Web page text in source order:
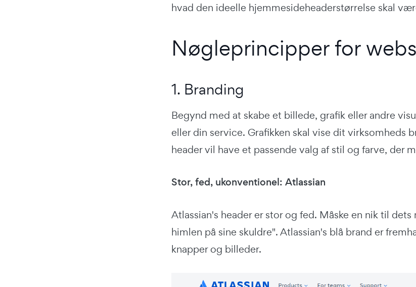
hvad den ideelle hjemmesideheaderstørrelse skal
Nøgleprincipper for
1. Branding
Begynd med at skabe et billede, grafik eller andre
eller din service. Grafikken skal vise dit virksomheds
header vil have et passende valg af stil og farve, der
Stor, fed, ukonventionel: Atlassian
Atlassian's header er stor og fed. Måske en nik til
himlen på sine skuldre". Atlassian's blå brand er
knapper og billeder.